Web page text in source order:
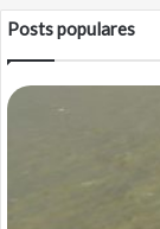
Posts populares